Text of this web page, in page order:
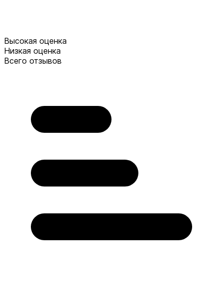
Высокая оценка
Низкая оценка
Всего отзывов